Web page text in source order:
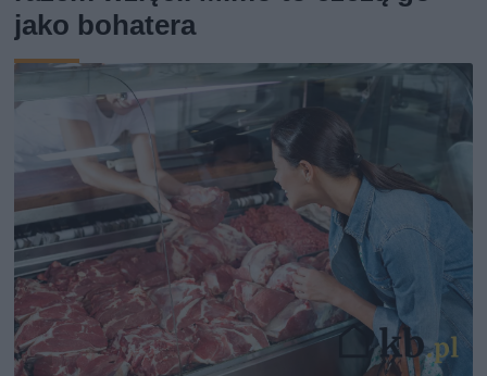
jako bohatera